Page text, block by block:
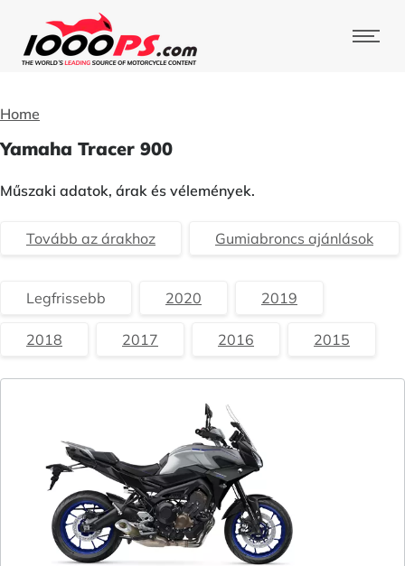
Home
Yamaha Tracer 900
Műszaki adatok, árak és vélemények.
Tovább az árakhoz Gumiabroncs ajánlások
Legfrissebb 2020 2019
2018 2017 2016 2015